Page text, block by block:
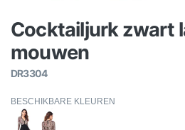
Cocktailjurk zwart
mouwen
DR3304
BESCHIKBARE KLEUREN